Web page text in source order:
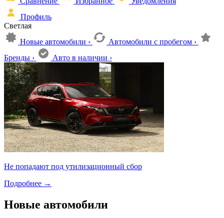
Профиль
Светлая
Новые автомобили › Автомобили с пробегом ›
Бренды › Авто в наличии ›
Не попадают под утилизационный сбор
Подробнее →
Новые автомобили